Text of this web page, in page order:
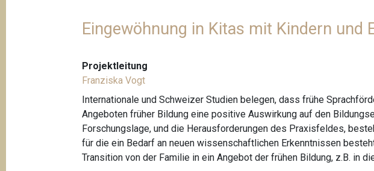
Eingewöhnung in Kitas mit Kindern
Projektleitung
Franziska Vogt
Internationale und Schweizer Studien belegen, dass frühe
Angeboten früher Bildung eine positive Auswirkung auf den
Forschungslage, und die Herausforderungen des Praxisfeldes,
für die ein Bedarf an neuen wissenschaftlichen Erkenntnissen
Transition von der Familie in ein Angebot der frühen Bildung, z.B. in